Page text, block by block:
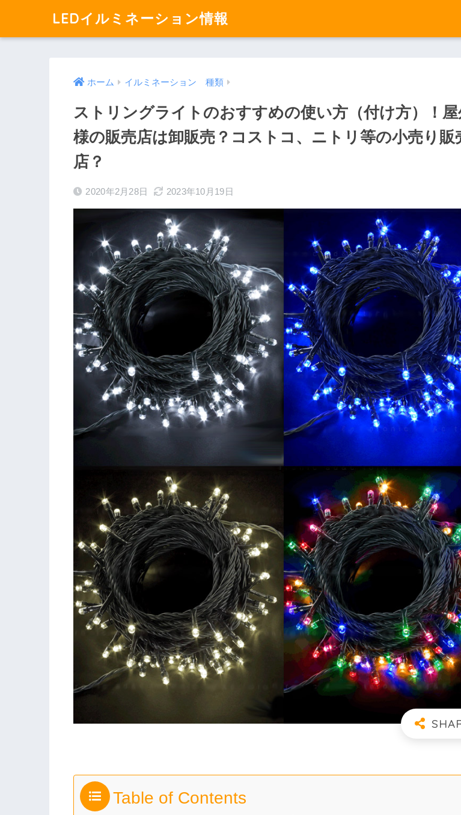
LEDイルミネーション情報
ホーム イルミネーション 種類
ストリングライトのおすすめの使い方（付け方）！屋
様の販売店は卸販売？コストコ、ニトリ等の小売り販
店？
2020年2月28日 2023年10月19日
Table of Contents